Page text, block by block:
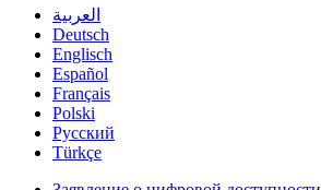
العربية
Deutsch
Englisch
Español
Français
Polski
Русский
Türkçe